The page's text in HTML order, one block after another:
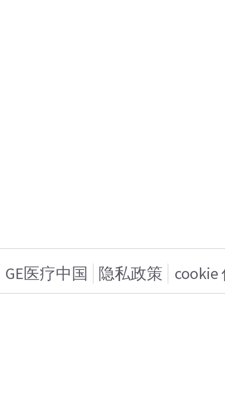
GE医疗中国 隐私政策 cookie